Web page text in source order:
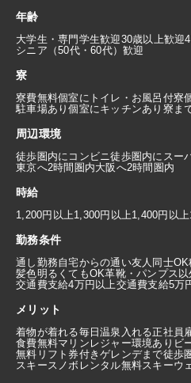
年齢
大学生・専門学生歓迎30歳以上歓迎
シニア（50代・60代）歓迎
寮
寮費無料個室にトイレ・お風呂付寮
駐車場あり個室にキッチンあり 寮ま
周辺環境
徒歩圏内にコンビニ徒歩圏内にスー
東京へ2時間圏内大阪へ2時間圏内
時給
1,200円以上1,300円以上1,400円以上
勤務条件
通し勤務自宅からの通い友人同士OK
髪色明るくてもOK革靴・パンプス
交通費支給4万円以上交通費支給5万
メリット
着物が着れる毎日温泉入れる正社員
食費無料マリンレジャー環境あり ビ
無料リフト券付きゲレンデまで徒歩
スキースノボレンタル無料スキーウ